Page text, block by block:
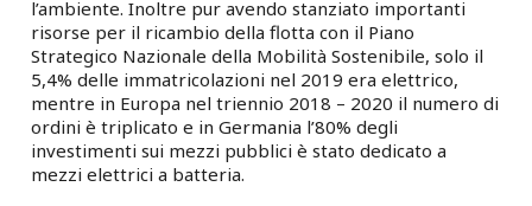
l’ambiente. Inoltre pur avendo stanziato importanti
risorse per il ricambio della flotta con il Piano
Strategico Nazionale della Mobilità Sostenibile, solo il
5,4% delle immatricolazioni nel 2019 era elettrico,
mentre in Europa nel triennio 2018 – 2020 il numero di
ordini è triplicato e in Germania l’80% degli
investimenti sui mezzi pubblici è stato dedicato a
mezzi elettrici a batteria.